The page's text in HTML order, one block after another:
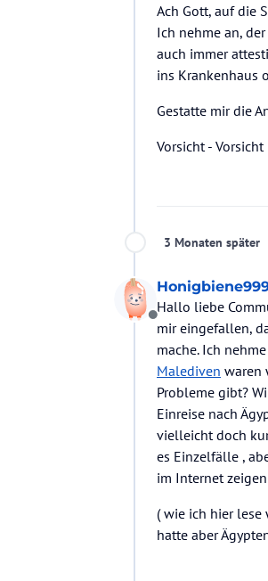
Ach Gott, auf die
Ich nehme an,
auch immer
ins Krankenhaus
Gestatte mir die
Vorsicht - Vorsicht
3 Monaten später
Offline
Hallo liebe
mir eingefallen,
mache. Ich
Malediven waren
Probleme gibt?
Einreise nach
vielleicht doch
es Einzelfälle ,
im Internet
( wie ich hier
hatte aber